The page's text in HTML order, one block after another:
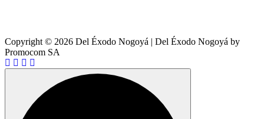
Copyright © 2026 Del Éxodo Nogoyá | Del Éxodo Nogoyá by
Promocom SA